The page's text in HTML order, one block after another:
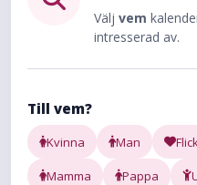
Välj vem
intresserad av.
Till vem?
Kvinna Man
Mamma Pappa